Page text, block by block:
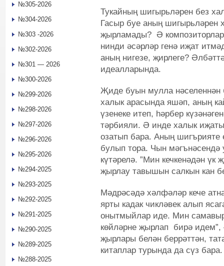
Тукайның шигырьләрен без
Гасыр буе аның шигырьләрен
җырламады? Ә
нинди әсәрләр генә иҗат
аның нигезе, җирлеге?
идеалларында.
Җиде буын мулла нәселеннән
халык арасында яшәп, аның
үзенеке итеп, һәрбер
тәрбияли. Ә инде халык
озатып бара. Аның шигърияте
булып тора. Чын
күтәрелә. ”Мин кечкенәдән
җырлау тавышын салкын кан
Мәдрәсәдә хәлфәләр кече
ярты кадак чикләвек алып
онытмыйлар иде. Мин
көйләрне җырлап бирә
җырлары белән беррәттән,
китаплар турында да сүз бара.
№305-2026
№304-2026
№303 -2026
№302-2026
№301 — 2026
№300-2026
№299-2026
№298-2026
№297-2026
№296-2026
№295-2026
№294-2025
№293-2025
№292-2025
№291-2025
№290-2025
№289-2025
№288-2025